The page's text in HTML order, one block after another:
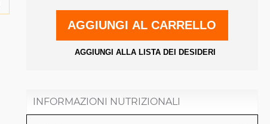
AGGIUNGI AL CARRELLO
AGGIUNGI ALLA LISTA DEI DESIDERI
INFORMAZIONI NUTRIZIONALI